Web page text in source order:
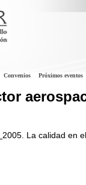
Convenios Próximos eventos
2005. La calidad en